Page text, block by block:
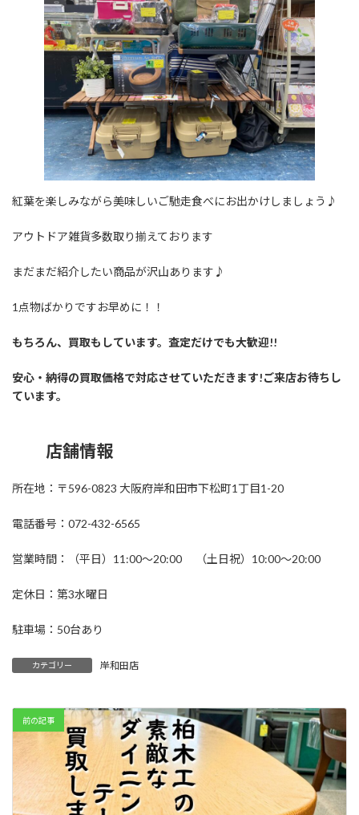
紅葉を楽しみながら美味しいご馳走食べにお出かけしましょう♪
アウトドア雑貨多数取り揃えております
まだまだ紹介したい商品が沢山あります♪
1点物ばかりですお早めに！！
もちろん、買取もしています。査定だけでも大歓迎!!
安心・納得の買取価格で対応させていただきます!ご来店お待ちし
ています。
店舗情報
所在地：〒596-0823 大阪府岸和田市下松町1丁目1-20
電話番号：072-432-6565
営業時間：（平日）11:00～20:00 （土日祝）10:00～20:00
定休日：第3水曜日
駐車場：50台あり
カテゴリー 岸和田店
前の記事